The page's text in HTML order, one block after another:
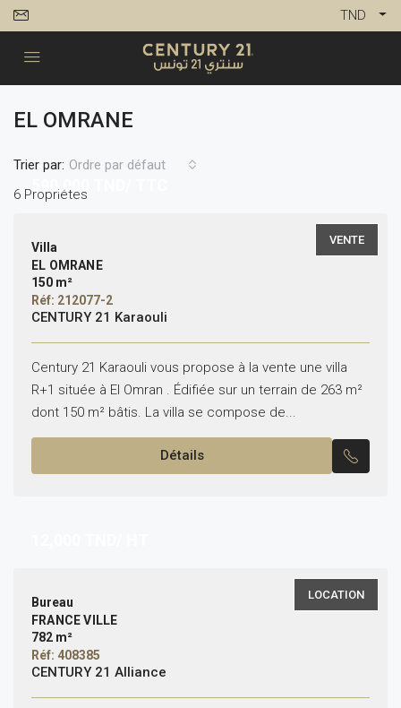
TND
EL OMRANE
6 Propriétés
Trier par: Ordre par défaut
VENTE
590,000
Villa
EL OMRANE
150 m²
Réf: 212077-2
CENTURY 21 Karaouli
Century 21 Karaouli vous propose à la vente une villa
R+1 située à El Omran . Édifiée sur un terrain de 263 m²
dont 150 m² bâtis. La villa se compose de...
Détails
LOCATION
Bureau
FRANCE VILLE
782 m²
Réf: 408385
CENTURY 21 Alliance